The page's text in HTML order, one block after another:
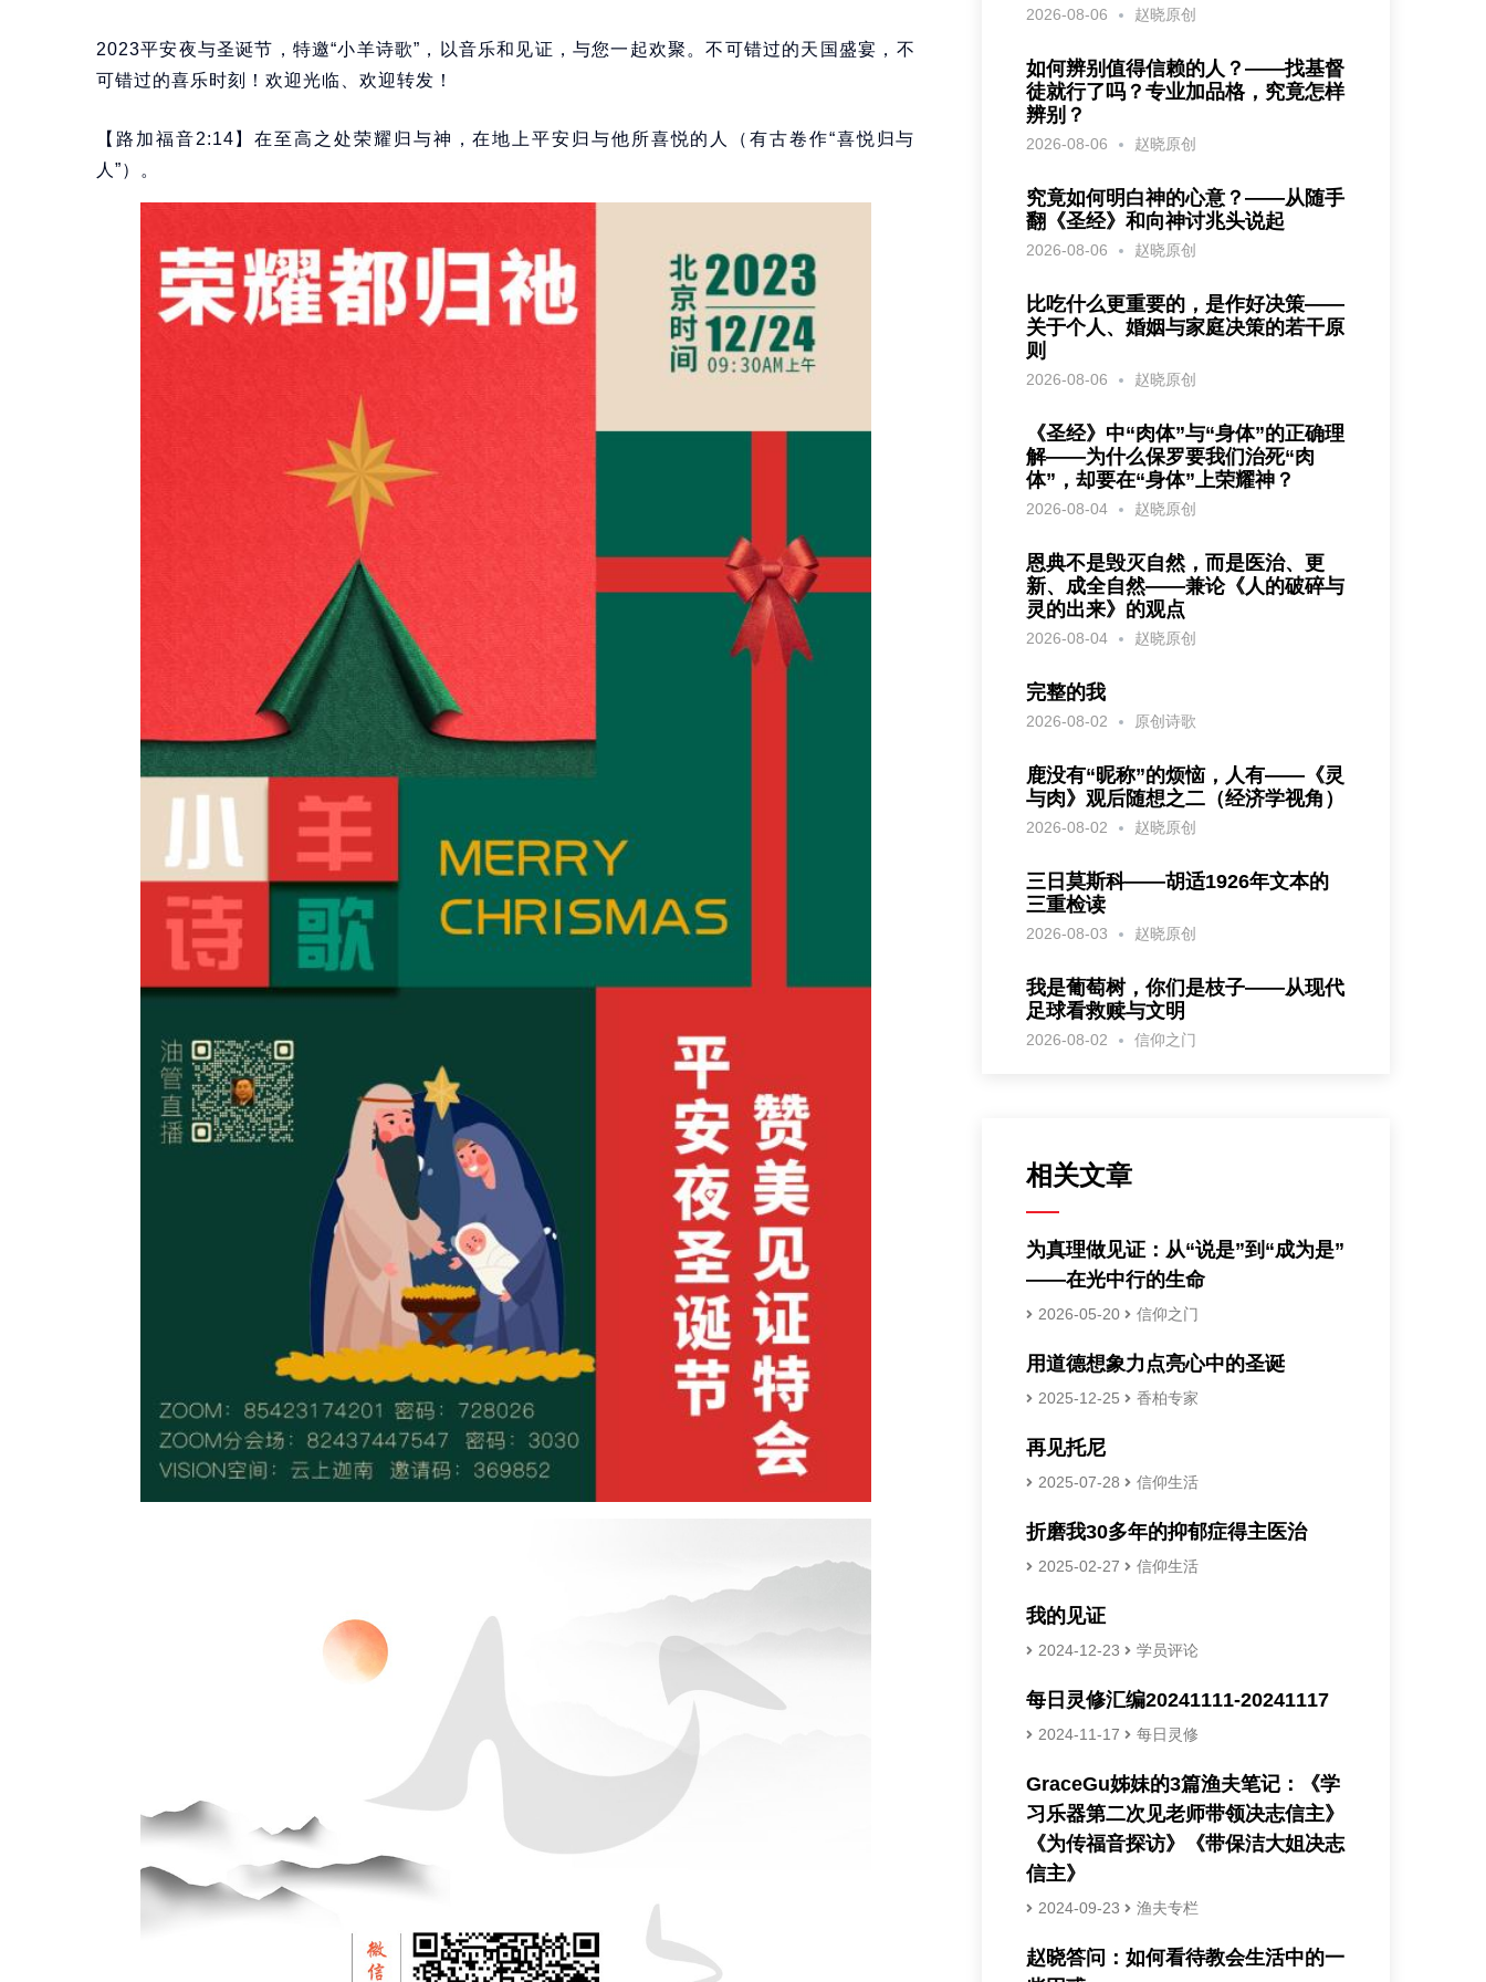
2023平安夜与圣诞节，特邀“小羊诗歌”，以音乐和见证，与您一起欢聚。不可错过的天国盛宴，不
可错过的喜乐时刻！欢迎光临、欢迎转发！
【路加福音2:14】在至高之处荣耀归与神，在地上平安归与他所喜悦的人（有古卷作“喜悦归与
人”）。
2026-08-06 赵晓原创
如何辨别值得信赖的人？——找基督
徒就行了吗？专业加品格，究竟怎样
辨别？
2026-08-06 赵晓原创
究竟如何明白神的心意？——从随手
翻《圣经》和向神讨兆头说起
2026-08-06 赵晓原创
比吃什么更重要的，是作好决策——
关于个人、婚姻与家庭决策的若干原
则
2026-08-06 赵晓原创
《圣经》中“肉体”与“身体”的正确理
解——为什么保罗要我们治死“肉
体”，却要在“身体”上荣耀神？
2026-08-04 赵晓原创
恩典不是毁灭自然，而是医治、更
新、成全自然——兼论《人的破碎与
灵的出来》的观点
2026-08-04 赵晓原创
完整的我
2026-08-02 原创诗歌
鹿没有“昵称”的烦恼，人有——《灵
与肉》观后随想之二（经济学视角）
2026-08-02 赵晓原创
三日莫斯科——胡适1926年文本的
三重检读
2026-08-03 赵晓原创
我是葡萄树，你们是枝子——从现代
足球看救赎与文明
2026-08-02 信仰之门
相关文章
为真理做见证：从“说是”到“成为是”
——在光中行的生命
2026-05-20 信仰之门
用道德想象力点亮心中的圣诞
2025-12-25 香柏专家
再见托尼
2025-07-28 信仰生活
折磨我30多年的抑郁症得主医治
2025-02-27 信仰生活
我的见证
2024-12-23 学员评论
每日灵修汇编20241111-20241117
2024-11-17 每日灵修
GraceGu姊妹的3篇渔夫笔记：《学
习乐器第二次见老师带领决志信主》
《为传福音探访》《带保洁大姐决志
信主》
2024-09-23 渔夫专栏
赵晓答问：如何看待教会生活中的一